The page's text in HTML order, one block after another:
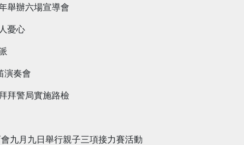
舉辦六場宣導會
憂心
演奏會
拜警局實施路檢
九月九日舉行親子三項接力賽活動